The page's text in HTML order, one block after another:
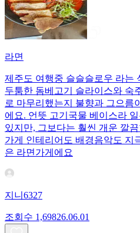
라면
제주도 여행중 슬슬슬로우 라는
두툼한 돔베고기 슬라이스와 숙
로 마무리했는지 불향과 그으름
에요. 언뜻 고기국물 베이스라
있지만, 그보다는 훨씬 개운 깔
가게 인테리어도 배경음악도 지
은 라면가게에요
지니6327
조회수 1,69826.06.01